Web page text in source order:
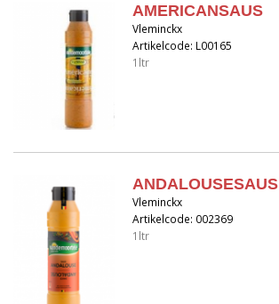
AMERICANSAUS
Vleminckx
Artikelcode: L00165
1ltr
ANDALOUSESAUS
Vleminckx
Artikelcode: 002369
1ltr